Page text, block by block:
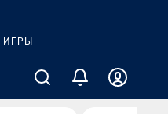
ИГРЫ